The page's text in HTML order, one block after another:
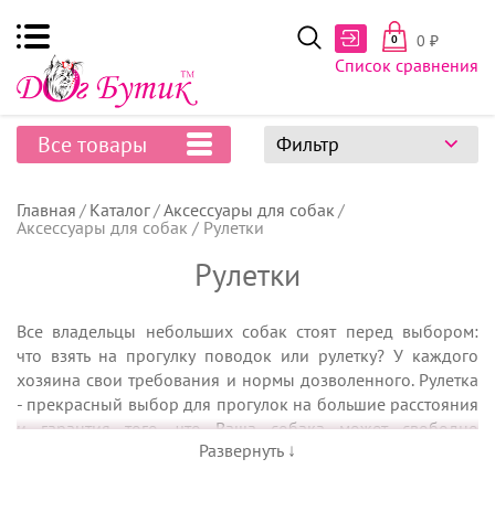
0 0 ₽
Список сравнения
Все товары Фильтр
Главная Каталог Аксессуары для собак
Аксессуары для собак / Рулетки
Рулетки
Все владельцы небольших собак стоят перед выбором:
что взять на прогулку поводок или рулетку? У каждого
хозяина свои требования и нормы дозволенного. Рулетка
- прекрасный выбор для прогулок на большие расстояния
и гарантия того, что Ваша собака может свободно
перемещаться. Рулетки бывают разного размера и разной
Развернуть ↓